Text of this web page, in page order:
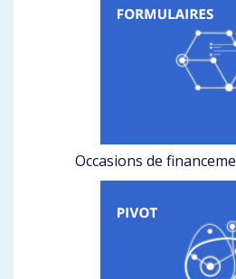
Occasions de